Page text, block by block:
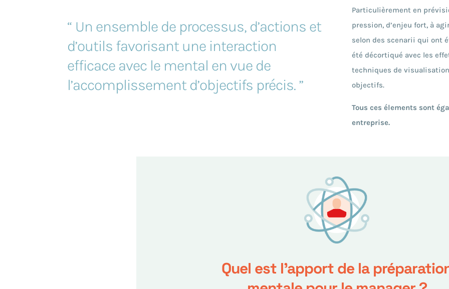
“ Un ensemble de processus, d’actions et
d’outils favorisant une interaction
efficace avec le mental en vue de
l’accomplissement d’objectifs précis. ”
Particulièrement en
pression, d’enjeu fort, à
selon des scenarii qui ont
été décortiqué avec les
techniques de
objectifs.
Tous ces élements sont
entreprise.
Quel est l’apport de la